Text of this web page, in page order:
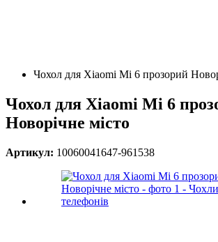
Чохол для Xiaomi Mi 6 прозорий
Чохол для Xiaomi Mi 6
Новорічне місто
Артикул: 10060041647-961538